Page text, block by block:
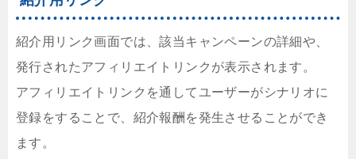
紹介用リンク画面では、該当キャンペーンの詳細や、
発行されたアフィリエイトリンクが表示されます。
アフィリエイトリンクを通してユーザーがシナリオに
登録をすることで、紹介報酬を発生させることができ
ます。